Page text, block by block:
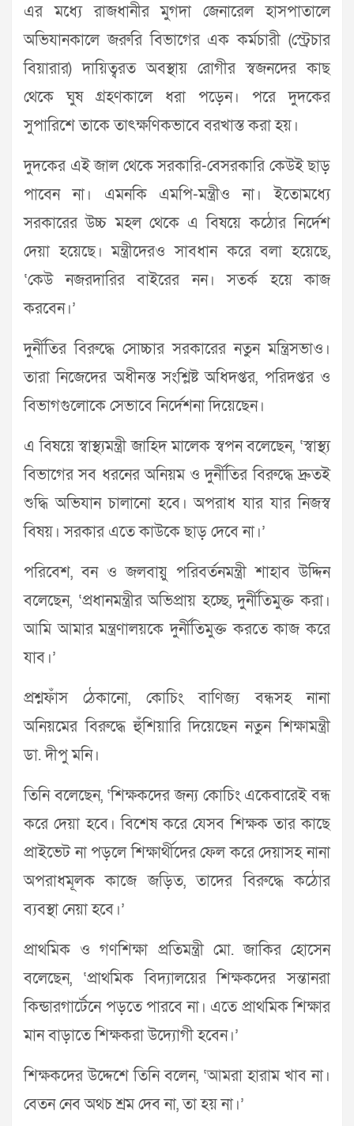
এর মধ্যে রাজধানীর মুগদা জেনারেল হাসপাতালে
অভিযানকালে জরুরি বিভাগের এক কর্মচারী (স্ট্রেচার
বিয়ারার) দায়িত্বরত অবস্থায় রোগীর স্বজনদের কাছ
থেকে ঘুষ গ্রহণকালে ধরা পড়েন। পরে দুদকের
সুপারিশে তাকে তাৎক্ষণিকভাবে বরখাস্ত করা হয়।
দুদকের এই জাল থেকে সরকারি-বেসরকারি কেউই ছাড়
পাবেন না। এমনকি এমপি-মন্ত্রীও না। ইতোমধ্যে
সরকারের উচ্চ মহল থেকে এ বিষয়ে কঠোর নির্দেশ
দেয়া হয়েছে। মন্ত্রীদেরও সাবধান করে বলা হয়েছে,
‘কেউ নজরদারির বাইরের নন। সতর্ক হয়ে কাজ
করবেন।’
দুর্নীতির বিরুদ্ধে সোচ্চার সরকারের নতুন মন্ত্রিসভাও।
তারা নিজেদের অধীনস্ত সংশ্লিষ্ট অধিদপ্তর, পরিদপ্তর ও
বিভাগগুলোকে সেভাবে নির্দেশনা দিয়েছেন।
এ বিষয়ে স্বাস্থ্যমন্ত্রী জাহিদ মালেক স্বপন বলেছেন, ‘স্বাস্থ্য
বিভাগের সব ধরনের অনিয়ম ও দুর্নীতির বিরুদ্ধে দ্রুতই
শুদ্ধি অভিযান চালানো হবে। অপরাধ যার যার নিজস্ব
বিষয়। সরকার এতে কাউকে ছাড় দেবে না।’
পরিবেশ, বন ও জলবায়ু পরিবর্তনমন্ত্রী শাহাব উদ্দিন
বলেছেন, ‘প্রধানমন্ত্রীর অভিপ্রায় হচ্ছে, দুর্নীতিমুক্ত করা।
আমি আমার মন্ত্রণালয়কে দুর্নীতিমুক্ত করতে কাজ করে
যাব।’
প্রশ্নফাঁস ঠেকানো, কোচিং বাণিজ্য বন্ধসহ নানা
অনিয়মের বিরুদ্ধে হুঁশিয়ারি দিয়েছেন নতুন শিক্ষামন্ত্রী
ডা. দীপু মনি।
তিনি বলেছেন, ‘শিক্ষকদের জন্য কোচিং একেবারেই বন্ধ
করে দেয়া হবে। বিশেষ করে যেসব শিক্ষক তার কাছে
প্রাইভেট না পড়লে শিক্ষার্থীদের ফেল করে দেয়াসহ নানা
অপরাধমূলক কাজে জড়িত, তাদের বিরুদ্ধে কঠোর
ব্যবস্থা নেয়া হবে।’
প্রাথমিক ও গণশিক্ষা প্রতিমন্ত্রী মো. জাকির হোসেন
বলেছেন, ‘প্রাথমিক বিদ্যালয়ের শিক্ষকদের সন্তানরা
কিন্ডারগার্টেনে পড়তে পারবে না। এতে প্রাথমিক শিক্ষার
মান বাড়াতে শিক্ষকরা উদ্যোগী হবেন।’
শিক্ষকদের উদ্দেশে তিনি বলেন, ‘আমরা হারাম খাব না।
বেতন নেব অথচ শ্রম দেব না, তা হয় না।’